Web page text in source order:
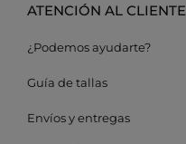
ATENCIÓN AL CLIENTE
¿Podemos ayudarte?
Guía de tallas
Envíos y entregas